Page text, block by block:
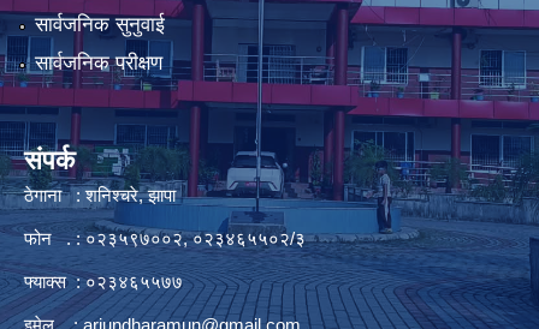
सार्वजनिक सुनुवाई
सार्वजनिक परीक्षण
संपर्क
ठेगाना : शनिश्चरे, झापा
फोन . : ०२३५९७००२, ०२३४६५५०२/३
फ्याक्स : ०२३४६५५७७
इमेल :arjundharamun@gmail.com